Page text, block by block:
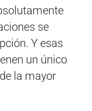
se
Y esas
un único
la mayor